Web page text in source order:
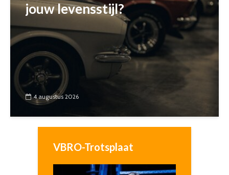
jouw levensstijl?
4 augustus 2026
VBRO-Trotsplaat